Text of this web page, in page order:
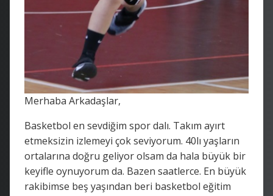
Merhaba Arkadaşlar,
Basketbol en sevdiğim spor dalı. Takım ayırt
etmeksizin izlemeyi çok seviyorum. 40lı yaşların
ortalarına doğru geliyor olsam da hala büyük bir
keyifle oynuyorum da. Bazen saatlerce. En büyük
rakibimse beş yaşından beri basketbol eğitim